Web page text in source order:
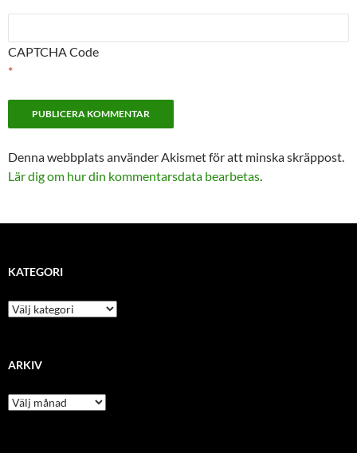
CAPTCHA Code
*
Denna webbplats använder Akismet för att minska skräppost.
Lär dig om hur din kommentarsdata bearbetas
KATEGORI
kategori
ARKIV
arkiv